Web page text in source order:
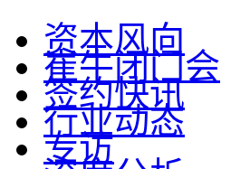
资本风向
崔牛闭门会
签约快讯
行业动态
专访